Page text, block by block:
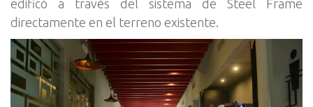
edificó a través del sistema de Steel Frame
directamente en el terreno existente.